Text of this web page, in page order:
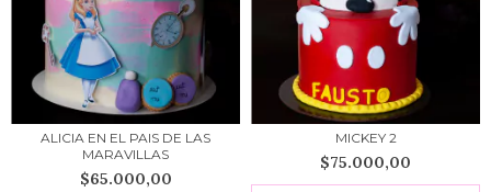
ALICIA EN EL PAIS DE LAS
MARAVILLAS
$65.000,00
MICKEY 2
$75.000,00